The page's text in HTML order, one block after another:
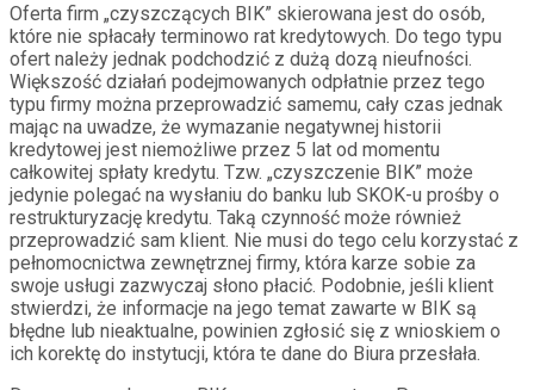
Oferta firm „czyszczących BIK” skierowana jest do osób,
które nie spłacały terminowo rat kredytowych. Do tego typu
ofert należy jednak podchodzić z dużą dozą nieufności.
Większość działań podejmowanych odpłatnie przez tego
typu firmy można przeprowadzić samemu, cały czas jednak
mając na uwadze, że wymazanie negatywnej historii
kredytowej jest niemożliwe przez 5 lat od momentu
całkowitej spłaty kredytu. Tzw. „czyszczenie BIK” może
jedynie polegać na wysłaniu do banku lub SKOK-u prośby o
restrukturyzację kredytu. Taką czynność może również
przeprowadzić sam klient. Nie musi do tego celu korzystać z
pełnomocnictwa zewnętrznej firmy, która karze sobie za
swoje usługi zazwyczaj słono płacić. Podobnie, jeśli klient
stwierdzi, że informacje na jego temat zawarte w BIK są
błędne lub nieaktualne, powinien zgłosić się z wnioskiem o
ich korektę do instytucji, która te dane do Biura przesłała.